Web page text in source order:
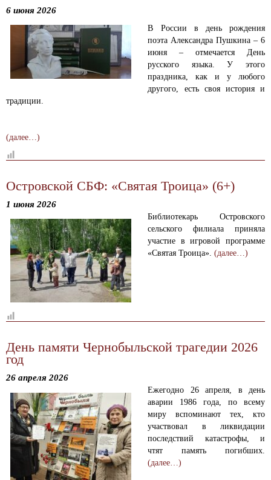
6 июня 2026
В России в день рождения
поэта Александра Пушкина – 6
июня – отмечается День
русского языка. У этого
праздника, как и у любого
другого, есть своя история и
традиции.
(далее…)
Островской СБФ: «Святая Троица» (6+)
1 июня 2026
Библиотекарь Островского
сельского филиала приняла
участие в игровой программе
«Святая Троица».(далее…)
День памяти Чернобыльской трагедии 2026
год
26 апреля 2026
Ежегодно 26 апреля, в день
аварии 1986 года, по всему
миру вспоминают тех, кто
участвовал в ликвидации
последствий катастрофы, и
чтят память погибших.
(далее…)